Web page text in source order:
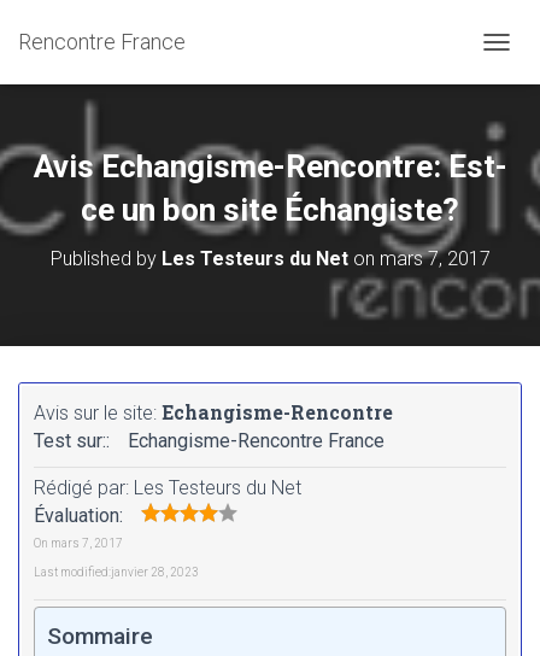
Rencontre France
Avis Echangisme-Rencontre: Est-
ce un bon site Échangiste?
Published by Les Testeurs du Neton mars 7, 2017
Avis sur le site: Echangisme-Rencontre
Test sur:: Echangisme-Rencontre France
Rédigé par: Les Testeurs du Net
Évaluation:
On mars 7, 2017
Last modified:janvier 28, 2023
Sommaire